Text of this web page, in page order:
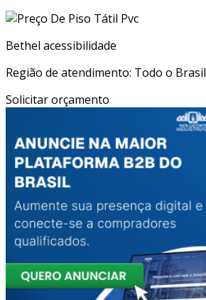
Bethel acessibilidade
Região de atendimento: Todo o Brasil
Solicitar orçamento